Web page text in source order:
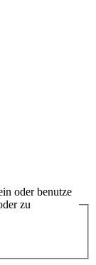
oder benutze
zu